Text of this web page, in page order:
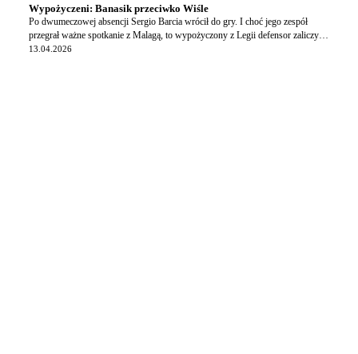
Wypożyczeni: Banasik przeciwko Wiśle
Po dwumeczowej absencji Sergio Barcia wrócił do gry. I choć jego zespół
przegrał ważne spotkanie z Malagą, to wypożyczony z Legii defensor zaliczył
udany występ. Wojciech Banasi…
13.04.2026